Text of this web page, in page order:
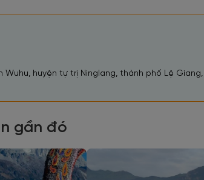
Wuhu, huyện tự trị Ninglang, thành phố Lệ
gần đó